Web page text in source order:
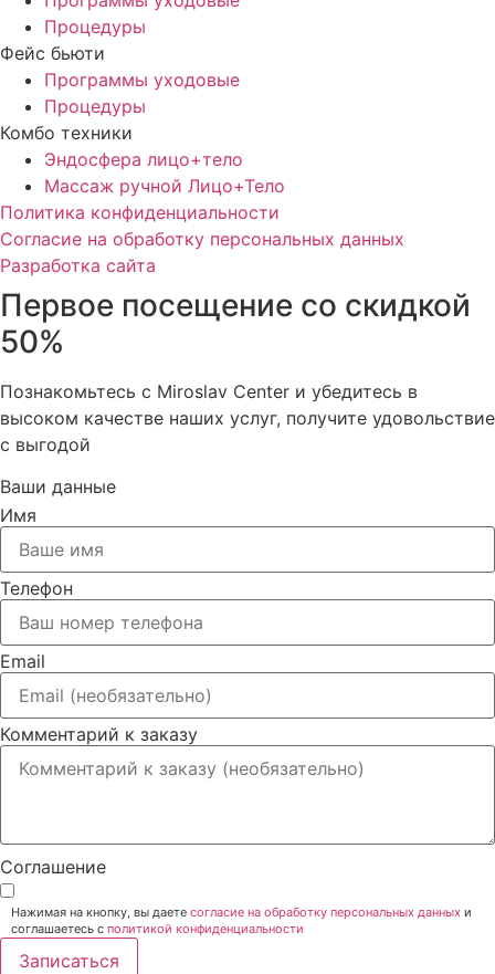
Процедуры
Фейс бьюти
Программы уходовые
Процедуры
Комбо техники
Эндосфера лицо+тело
Массаж ручной Лицо+Тело
Политика конфиденциальности
Cогласие на обработку персональных данных
Разработка сайта
Первое посещение со скидкой
50%
Познакомьтесь с Miroslav Сenter и убедитесь в
высоком качестве наших услуг, получите удовольствие
с выгодой
Ваши данные
Имя
Телефон
Email
Комментарий к заказу
Соглашение
Нажимая на кнопку, вы даете согласие на обработку персональных данных и
соглашаетесь c политикой конфиденциальности
Записаться